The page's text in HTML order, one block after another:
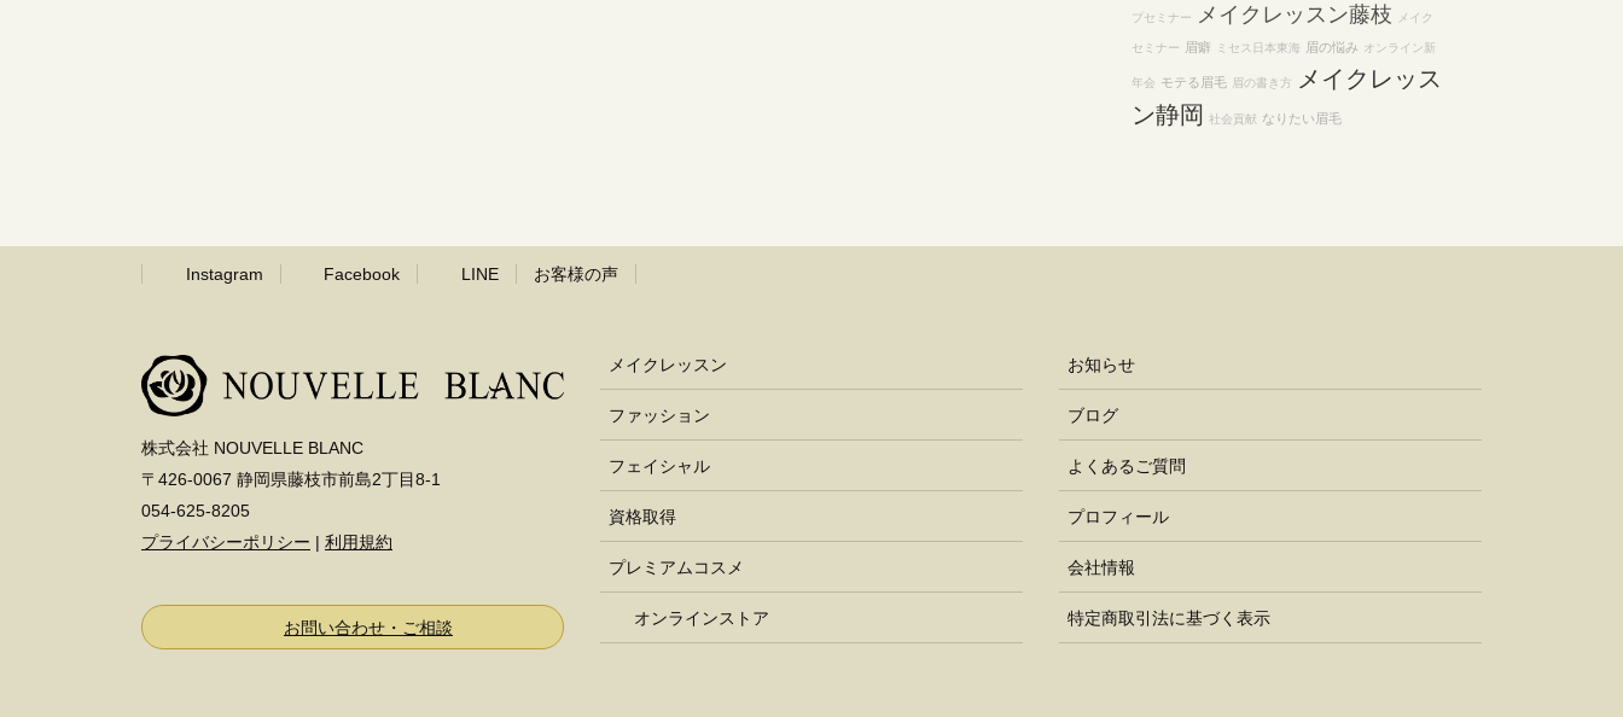
プセミナー メイクレッスン藤枝 メイク
セミナー 眉癖 ミセス日本東海 眉の悩み オンライン新
年会 モテる眉毛 眉の書き方
メイクレッス
ン静岡 社会貢献 なりたい眉毛
Instagram Facebook LINE お客様の声
株式会社 NOUVELLE BLANC
〒426-0067 静岡県藤枝市前島2丁目8-1
054-625-8205
プライバシーポリシー | 利用規約
お問い合わせ・ご相談
メイクレッスン
ファッション
フェイシャル
資格取得
プレミアムコスメ
オンラインストア
お知らせ
ブログ
よくあるご質問
プロフィール
会社情報
特定商取引法に基づく表示